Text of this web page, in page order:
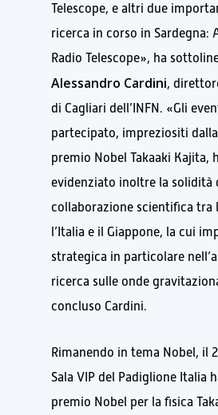
Telescope, e altri due
ricerca in corso in Sardegna:
Radio Telescope», ha
Alessandro Cardini,
di Cagliari dell’INFN. «Gli
partecipato, impreziositi
premio Nobel Takaaki Kajita,
evidenziato inoltre la solidità
collaborazione scientifica tra
l’Italia e il Giappone, la cui
strategica in particolare
ricerca sulle onde
concluso Cardini.
Rimanendo in tema Nobel, il
Sala VIP del Padiglione Italia
premio Nobel per la fisica